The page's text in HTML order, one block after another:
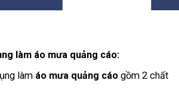
làm áo mưa quảng cáo:
làm áo mưa quảng cáo gồm 2 chất